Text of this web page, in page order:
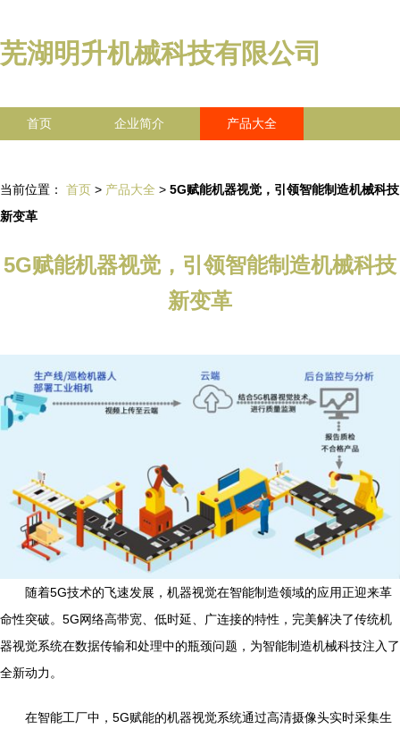
芜湖明升机械科技有限公司
首页 企业简介 产品大全
当前位置： 首页 > 产品大全 > 5G赋能机器视觉，引领智能制造机械科技
新变革
5G赋能机器视觉，引领智能制造机械科技
新变革
随着5G技术的飞速发展，机器视觉在智能制造领域的应用正迎来革
命性突破。5G网络高带宽、低时延、广连接的特性，完美解决了传统机
器视觉系统在数据传输和处理中的瓶颈问题，为智能制造机械科技注入了
全新动力。
在智能工厂中，5G赋能的机器视觉系统通过高清摄像头实时采集生